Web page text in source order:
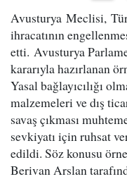
Avusturya Meclisi,
ihracatının
etti. Avusturya
kararıyla hazırlanan
Yasal bağlayıcılığı
malzemeleri ve dış
savaş çıkması
sevkiyatı için ruhsat
edildi. Söz konusu
Berivan Arslan